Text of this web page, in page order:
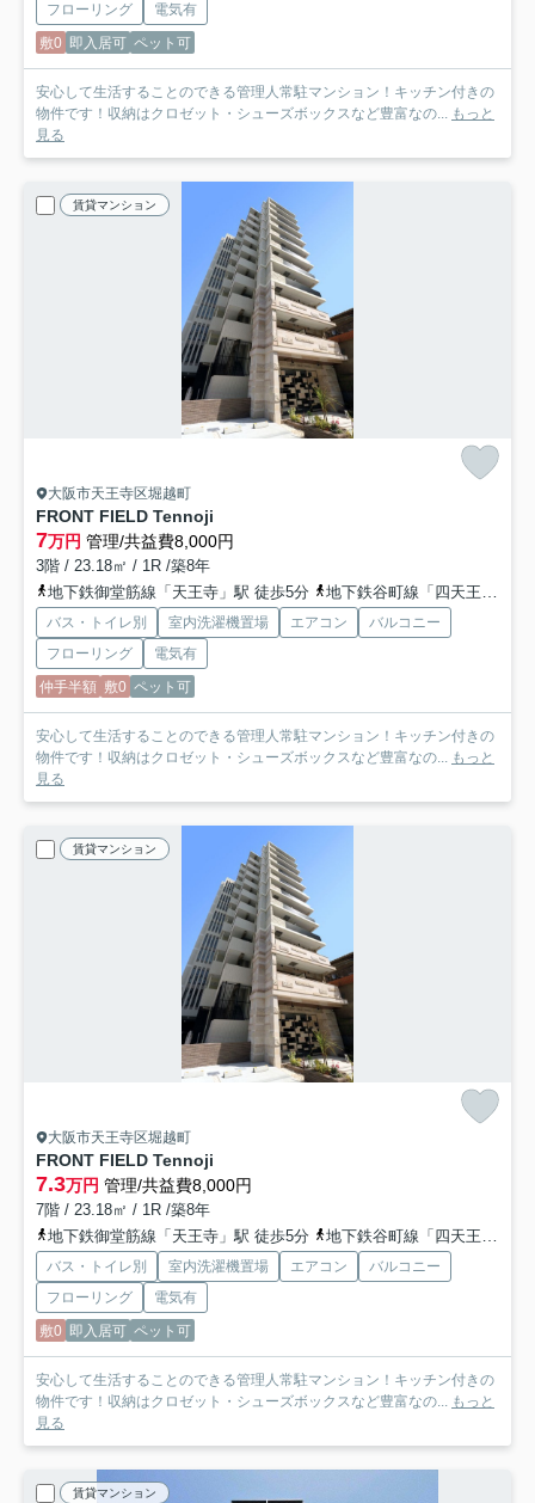
フローリング
電気有
敷0 即入居可 ペット可
安心して生活することのできる管理人常駐マンション！キッチン付きの
物件です！収納はクロゼット・シューズボックスなど豊富なの... もっと
見る
賃貸マンション
大阪市天王寺区堀越町
FRONT FIELD Tennoji
7万円 管理/共益費8,000円
3階 / 23.18㎡ / 1R /築8年
地下鉄御堂筋線「天王寺」駅 徒歩5分
地下鉄谷町線「四天王寺前夕陽ヶ丘」駅 徒歩10分
バス・トイレ別 室内洗濯機置場 エアコン
バルコニー
フローリング
電気有
仲手半額 敷0 ペット可
安心して生活することのできる管理人常駐マンション！キッチン付きの
物件です！収納はクロゼット・シューズボックスなど豊富なの... もっと
見る
賃貸マンション
大阪市天王寺区堀越町
FRONT FIELD Tennoji
7.3万円 管理/共益費8,000円
7階 / 23.18㎡ / 1R /築8年
地下鉄御堂筋線「天王寺」駅 徒歩5分
地下鉄谷町線「四天王寺前夕陽ヶ丘」駅 徒歩10分
バス・トイレ別 室内洗濯機置場 エアコン
バルコニー
フローリング
電気有
敷0 即入居可 ペット可
安心して生活することのできる管理人常駐マンション！キッチン付きの
物件です！収納はクロゼット・シューズボックスなど豊富なの... もっと
見る
賃貸マンション